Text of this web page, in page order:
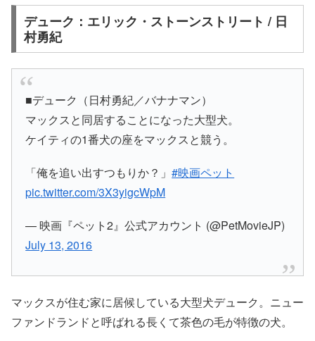
デューク：エリック・ストーンストリート / 日
村勇紀
■デューク（日村勇紀／バナナマン）
マックスと同居することになった大型犬。
ケイティの1番犬の座をマックスと競う。
「俺を追い出すつもりか？」#映画ペット
pic.twitter.com/3X3yigcWpM
— 映画『ペット2』公式アカウント (@PetMovieJP)
July 13, 2016
マックスが住む家に居候している大型犬デューク。ニュー
ファンドランドと呼ばれる長くて茶色の毛が特徴の犬。